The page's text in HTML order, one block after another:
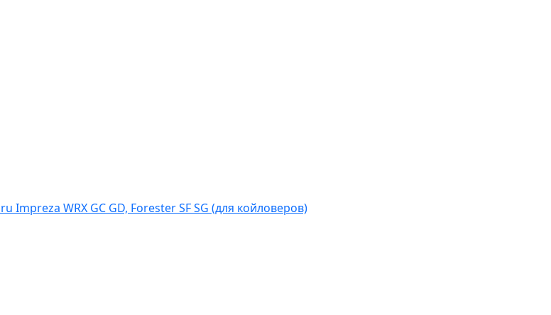
WRX GC GD, Forester SF SG (для койловеров)